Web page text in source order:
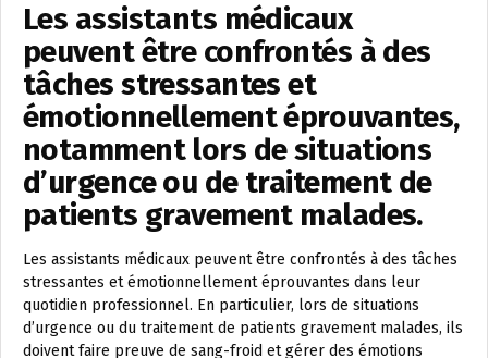
Les assistants médicaux
peuvent être confrontés à des
tâches stressantes et
émotionnellement éprouvantes,
notamment lors de situations
d’urgence ou de traitement de
patients gravement malades.
Les assistants médicaux peuvent être confrontés à des tâches
stressantes et émotionnellement éprouvantes dans leur
quotidien professionnel. En particulier, lors de situations
d’urgence ou du traitement de patients gravement malades, ils
doivent faire preuve de sang-froid et gérer des émotions